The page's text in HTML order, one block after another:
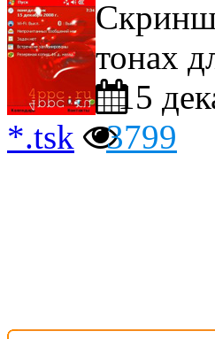
тонах
15
*.tsk
3799